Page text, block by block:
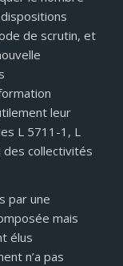
de scrutin, et
leur
L 5711-1, L
collectivités
par une
mais
élus
n’a pas